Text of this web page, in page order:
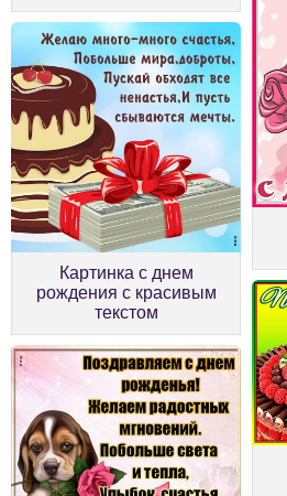
Картинка с днем
рождения с красивым
текстом